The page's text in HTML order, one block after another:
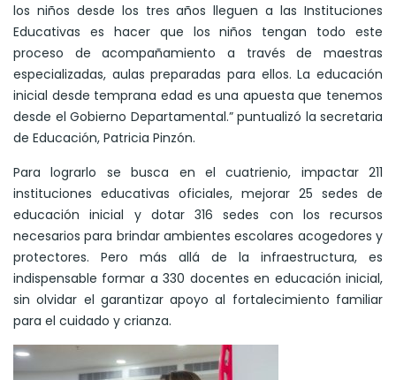
los niños desde los tres años lleguen a las Instituciones
Educativas es hacer que los niños tengan todo este
proceso de acompañamiento a través de maestras
especializadas, aulas preparadas para ellos. La educación
inicial desde temprana edad es una apuesta que tenemos
desde el Gobierno Departamental.” puntualizó la secretaria
de Educación, Patricia Pinzón.
Para lograrlo se busca en el cuatrienio, impactar 211
instituciones educativas oficiales, mejorar 25 sedes de
educación inicial y dotar 316 sedes con los recursos
necesarios para brindar ambientes escolares acogedores y
protectores. Pero más allá de la infraestructura, es
indispensable formar a 330 docentes en educación inicial,
sin olvidar el garantizar apoyo al fortalecimiento familiar
para el cuidado y crianza.